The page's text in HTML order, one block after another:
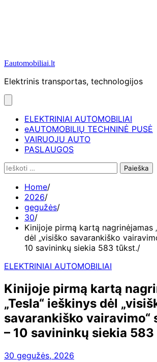
Eautomobiliai.lt
Elektrinis transportas, technologijos
ELEKTRINIAI AUTOMOBILIAI
eAUTOMOBILIŲ TECHNINĖ PUSĖ
VAIRUOJU AUTO
PASLAUGOS
Ieškoti:
Home
2026
gegužės
30
Kinijoje pirmą kartą nagrinėjamas
dėl „visiško savarankiško
10 savininkų siekia 583 tūkst.
ELEKTRINIAI AUTOMOBILIAI
Kinijoje pirmą kartą
„Tesla“ ieškinys dėl
savarankiško vairavimo“
– 10 savininkų siekia
30 gegužės, 2026